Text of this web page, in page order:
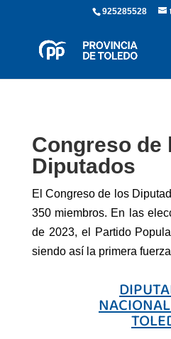
925285528
Congreso de
Diputados
El Congreso de los
350 miembros. En las
de 2023, el Partido
siendo así la primera